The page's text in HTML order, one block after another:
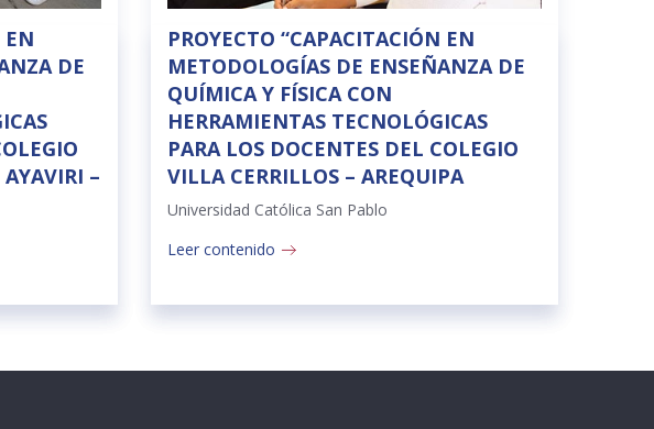
EN
DE
AYAVIRI –
PROYECTO “CAPACITACIÓN EN
METODOLOGÍAS DE ENSEÑANZA DE
QUÍMICA Y FÍSICA CON
HERRAMIENTAS TECNOLÓGICAS
PARA LOS DOCENTES DEL COLEGIO
VILLA CERRILLOS – AREQUIPA
Universidad Católica San Pablo
Leer contenido